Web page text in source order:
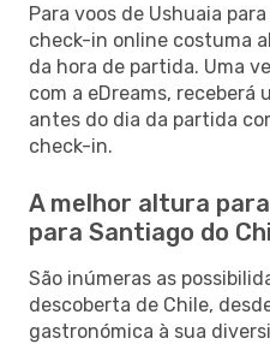
Para voos de Ushuaia
check-in online costuma
da hora de partida. Uma
com a eDreams, receberá
antes do dia da partida
check-in.
A melhor altura
para Santiago do
São inúmeras as
descoberta de Chile,
gastronómica à sua